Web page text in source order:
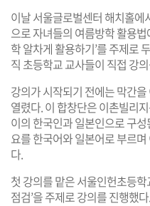
이날 서울글로벌센터 해치홀
으로 자녀들의 여름방학 활용
학 알차게 활용하기’를 주제로
직 초등학교 교사들이 직접 강
강의가 시작되기 전에는 막간
열렸다. 이 합창단은 이촌빌리
이의 한국인과 일본인으로 구
요를 한국어와 일본어로 부르
다.
첫 강의를 맡은 서울인헌초등
점검’을 주제로 강의를 진행했